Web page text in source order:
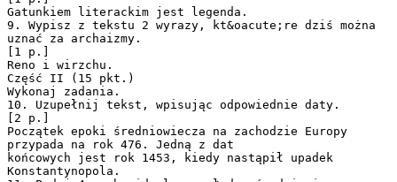
Gatunkiem literackim jest legenda.
9. Wypisz z tekstu 2 wyrazy, kt&oacute;re dziś można
uznać za archaizmy.
[1 p.]
Reno i wirzchu.
Część II (15 pkt.)
Wykonaj zadania.
10. Uzupełnij tekst, wpisując odpowiednie daty.
[2 p.]
Początek epoki średniowiecza na zachodzie Europy
przypada na rok 476. Jedną z dat
końcowych jest rok 1453, kiedy nastąpił upadek
Konstantynopola.